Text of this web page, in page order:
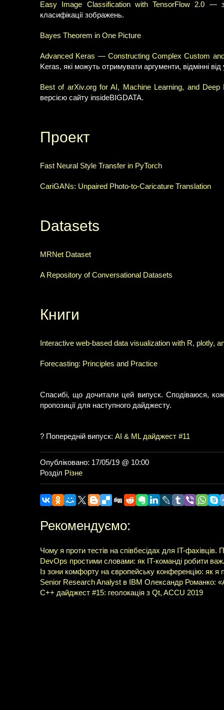
Easy Image Classification with TensorFlow 2.0 —
класифікації зображень.
Bayes Theorem in One Picture
Advanced Keras — Constructing Complex Custom
Keras, які можуть отримувати аргументи, відмінні
Best of arXiv.org for AI, Machine Learning, and
версією сайту insideBIGDATA.
Проект
Fast Neural Style Transfer in PyTorch
CariGANs: Unpaired Photo-to-Caricature Translation
Datasets
MRNet Dataset
A Repository of Conversational Datasets
Книги
Interactive web-based data visualization with R, plotly,
Forecasting: Principles and Practice
Спасибі, що дочитали цей випуск. Сподіваюся,
пропозиції для наступного дайджесту.
? Попередній випуск: AI & ML дайджест #11
Опубліковано: 17/05/19 @ 10:00
Розділ Різне
Рекомендуємо:
Чому я проти тестів на співбесідах для IT-фахівців.
DevOps простими словами: як IT-команді робити
Із зони комфорту на європейську конференцію: як я
Senior Research Analyst в IBM Олександр Романко:
C++ дайджест #15: геолокація з Qt, ACCU 2019